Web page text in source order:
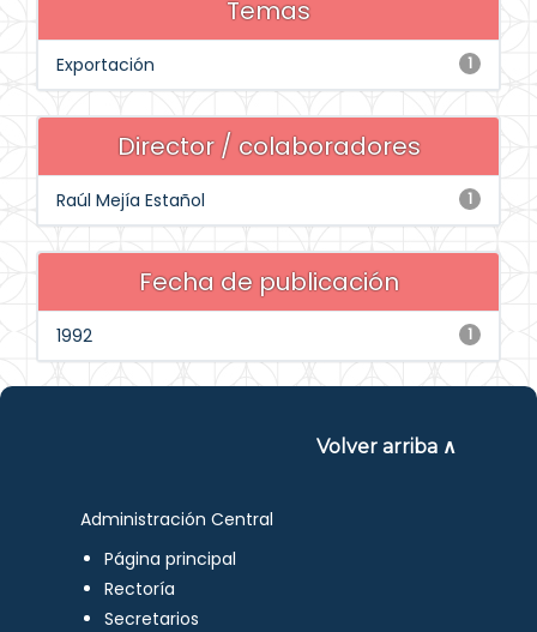
Temas
1
Exportación
Director / colaboradores
1
Raúl Mejía Estañol
Fecha de publicación
1
1992
Volver arriba ∧
Administración Central
Página principal
Rectoría
Secretarios